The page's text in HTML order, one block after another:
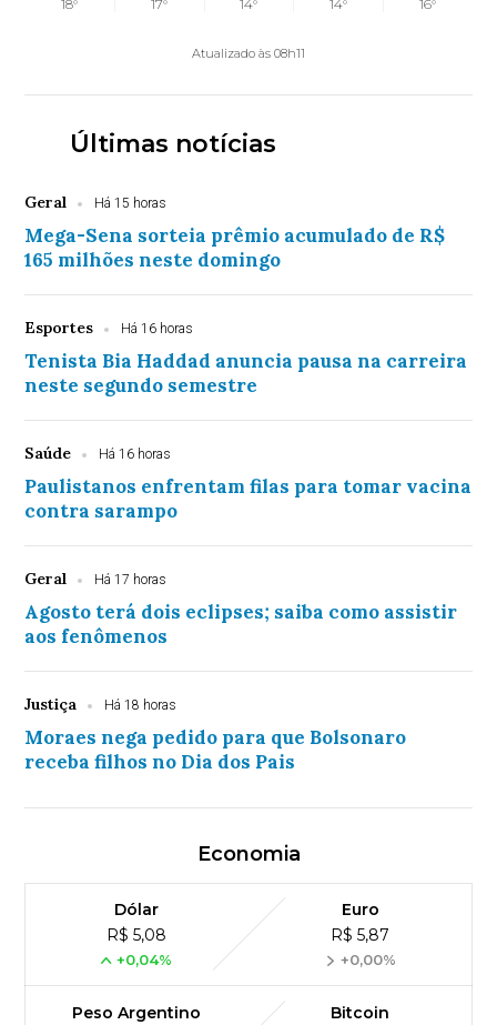
18° 17° 14° 14° 16°
Atualizado às 08h11
Últimas notícias
Geral Há 15 horas
Mega-Sena sorteia prêmio acumulado de R$
165 milhões neste domingo
Esportes Há 16 horas
Tenista Bia Haddad anuncia pausa na carreira
neste segundo semestre
Saúde Há 16 horas
Paulistanos enfrentam filas para tomar vacina
contra sarampo
Geral Há 17 horas
Agosto terá dois eclipses; saiba como assistir
aos fenômenos
Justiça Há 18 horas
Moraes nega pedido para que Bolsonaro
receba filhos no Dia dos Pais
Economia
Dólar
R$ 5,08
+0,04%
Euro
R$ 5,87
+0,00%
Peso Argentino
Bitcoin